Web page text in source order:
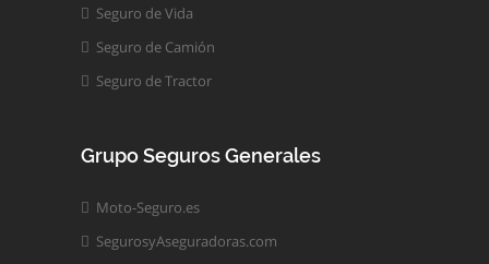
Seguro de Vida
Seguro de Camión
Seguro de Tractor
Grupo Seguros Generales
Moto-Seguro.es
SegurosyAseguradoras.com